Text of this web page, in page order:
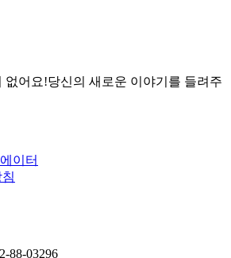
없어요!당신의 새로운 이야기를 들려주
이터
88-03296